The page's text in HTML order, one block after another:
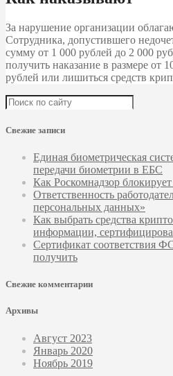
За нарушение организации
Сотрудника, допустившего
сумму от 1 000 рублей до 2 000
получить наказание в размере от
рублей или лишиться средств
Свежие записи
Единая биометрическая
передачи биометрии в ЕБС
Как Роскомнадзор
Ответственность
персональных данных»
Как выбрать средства
информации,
Сертификат соответствия
получить
Свежие комментарии
Архивы
Август 2023
Январь 2020
Ноябрь 2019